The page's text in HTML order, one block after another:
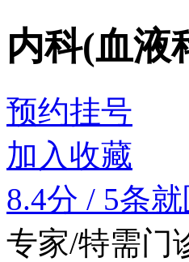
内科(血液
预约挂号
加入收藏
8.4分 / 5条
专家/特需门